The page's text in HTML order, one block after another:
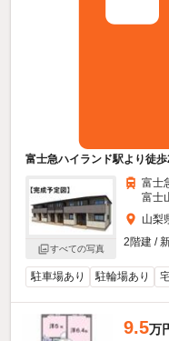
富士急ハイランド駅より徒
すべての写真
富士
富士
山梨
2階建 /
駐車場あり 駐輪場あり
9.5万